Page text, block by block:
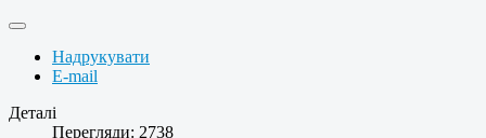
Надрукувати
E-mail
Деталі
Перегляди: 2738